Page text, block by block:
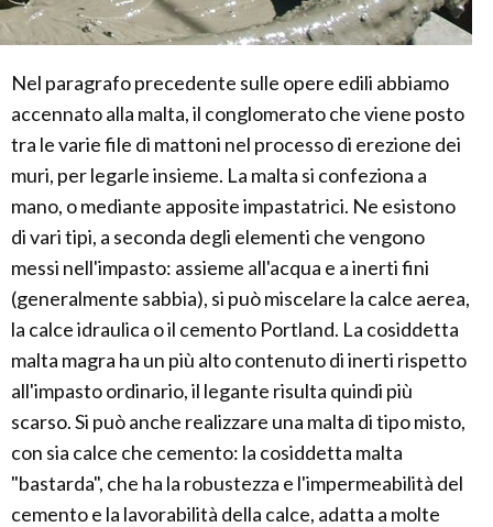
Nel paragrafo precedente sulle opere edili abbiamo
accennato alla malta, il conglomerato che viene posto
tra le varie file di mattoni nel processo di erezione dei
muri, per legarle insieme. La malta si confeziona a
mano, o mediante apposite impastatrici. Ne esistono
di vari tipi, a seconda degli elementi che vengono
messi nell'impasto: assieme all'acqua e a inerti fini
(generalmente sabbia), si può miscelare la calce aerea,
la calce idraulica o il cemento Portland. La cosiddetta
malta magra ha un più alto contenuto di inerti rispetto
all'impasto ordinario, il legante risulta quindi più
scarso. Si può anche realizzare una malta di tipo misto,
con sia calce che cemento: la cosiddetta malta
"bastarda", che ha la robustezza e l'impermeabilità del
cemento e la lavorabilità della calce, adatta a molte